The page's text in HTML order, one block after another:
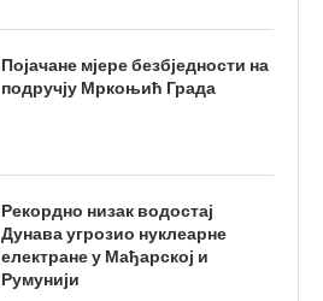
Појачане мјере безбједности на
подручју Мркоњић Града
Рекордно низак водостај
Дунава угрозио нуклеарне
електране у Мађарској и
Румунији